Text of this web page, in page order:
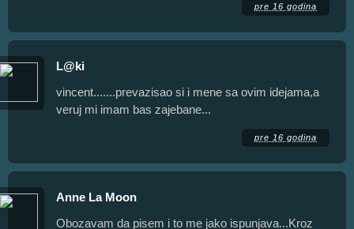
pre 16 godina
L@ki
vincent.......prevazisao si i mene sa ovim idejama,a
veruj mi imam bas zajebane...
pre 16 godina
Anne La Moon
Obozavam da pisem i to me jako ispunjava...Kroz